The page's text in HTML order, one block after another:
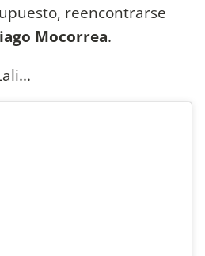
reencontrarse
Mocorrea.